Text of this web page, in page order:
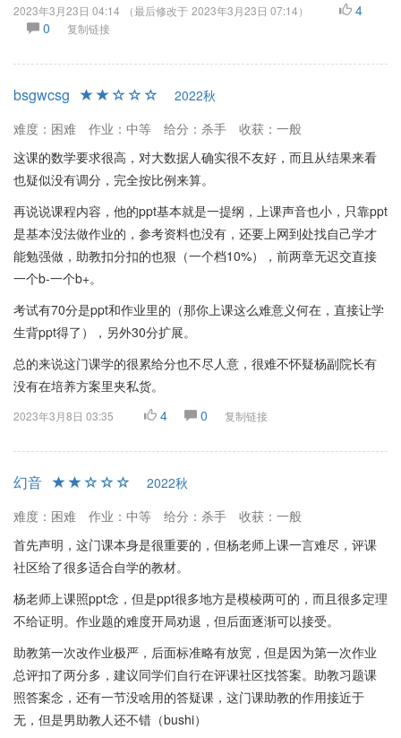
2023年3月23日 04:14 （最后修改于 2023年3月23日 07:14）
4
0
复制链接
bsgwcsg
2022秋
难度：困难
作业：中等 给分：杀手
收获：一般
这课的数学要求很高，对大数据人确实很不友好，而且从结果来看
也疑似没有调分，完全按比例来算。
再说说课程内容，他的ppt基本就是一提纲，上课声音也小，只靠ppt
是基本没法做作业的，参考资料也没有，还要上网到处找自己学才
能勉强做，助教扣分扣的也狠（一个档10%），前两章无迟交直接
一个b-一个b+。
考试有70分是ppt和作业里的（那你上课这么难意义何在，直接让学
生背ppt得了），另外30分扩展。
总的来说这门课学的很累给分也不尽人意，很难不怀疑杨副院长有
没有在培养方案里夹私货。
2023年3月8日 03:35 4 0 复制链接
幻音
2022秋
难度：困难
作业：中等 给分：杀手
收获：一般
首先声明，这门课本身是很重要的，但杨老师上课一言难尽，评课
社区给了很多适合自学的教材。
杨老师上课照ppt念，但是ppt很多地方是模棱两可的，而且很多定理
不给证明。作业题的难度开局劝退，但后面逐渐可以接受。
助教第一次改作业极严，后面标准略有放宽，但是因为第一次作业
总评扣了两分多，建议同学们自行在评课社区找答案。助教习题课
照答案念，还有一节没啥用的答疑课，这门课助教的作用接近于
无，但是男助教人还不错（bushi）